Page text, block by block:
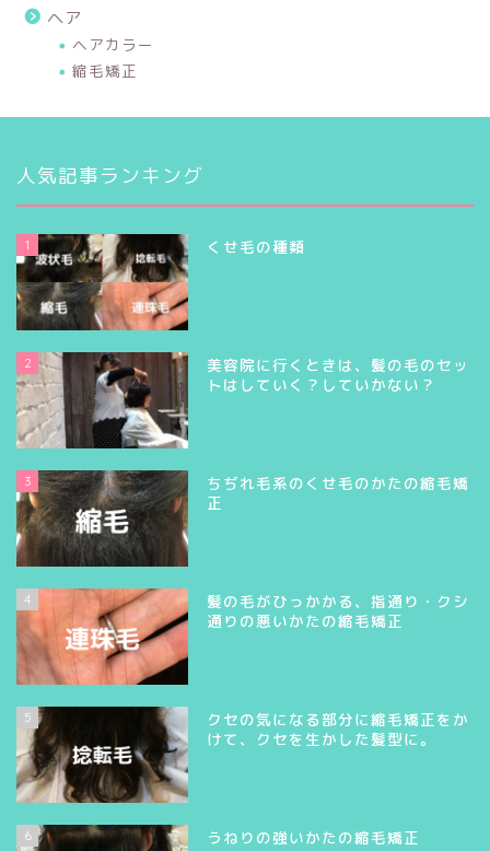
ヘア
ヘアカラー
縮毛矯正
人気記事ランキング
1 くせ毛の種類
2
美容院に行くときは、髪の毛のセッ
トはしていく？していかない？
3
ちぢれ毛系のくせ毛のかたの縮毛矯
正
4
髪の毛がひっかかる、指通り・クシ
通りの悪いかたの縮毛矯正
5
クセの気になる部分に縮毛矯正をか
けて、クセを生かした髪型に。
6 うねりの強いかたの縮毛矯正